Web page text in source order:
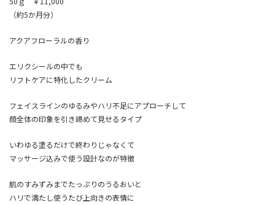
（約5か月分）
アクアフローラルの香り
エリクシールの中でも
リフトケアに特化したクリーム
フェイスラインのゆるみやハリ不足にアプローチして
顔全体の印象を引き締めて見せるタイプ
いわゆる塗るだけで終わりじゃなくて
マッサージ込みで使う設計なのが特徴
肌のすみずみまでたっぷりのうるおいと
ハリで満たし使うたび上向きの表情に